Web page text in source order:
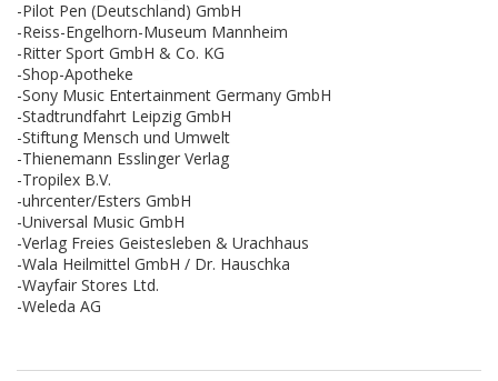
-Pilot Pen (Deutschland) GmbH
-Reiss-Engelhorn-Museum Mannheim
-Ritter Sport GmbH & Co. KG
-Shop-Apotheke
-Sony Music Entertainment Germany GmbH
-Stadtrundfahrt Leipzig GmbH
-Stiftung Mensch und Umwelt
-Thienemann Esslinger Verlag
-Tropilex B.V.
-uhrcenter/Esters GmbH
-Universal Music GmbH
-Verlag Freies Geistesleben & Urachhaus
-Wala Heilmittel GmbH / Dr. Hauschka
-Wayfair Stores Ltd.
-Weleda AG